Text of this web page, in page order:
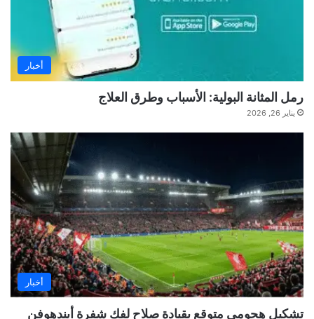
أخبار
رمل المثانة البولية: الأسباب وطرق العلاج
يناير 26, 2026
أخبار
تشكيل هجومي متوقع بقيادة صلاح لفك شفرة أيندهوفن